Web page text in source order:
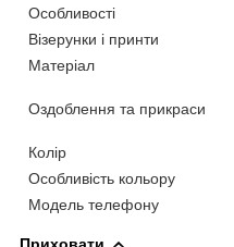
Особливості
Візерунки і принти
Матеріал
Оздоблення та прикраси
Колір
Особливість кольору
Модель телефону
Приховати